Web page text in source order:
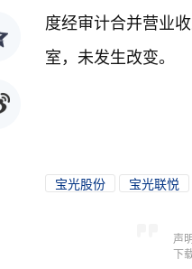
度经审计合并营业
室，未发生改变。
宝光股份 宝光联悦
声
下